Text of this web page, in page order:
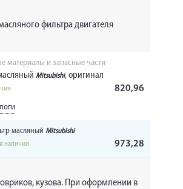
фильтра двигателя
материалы и запасные части
Mitsubishi, оригинал
820,96
масляный Mitsubishi
в наличии
973,28
кузова. При оформлении в